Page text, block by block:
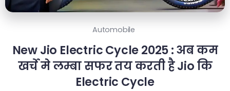
Automobile
New Jio Electric Cycle 2025 : अब कम
खर्चे मे लम्बा सफर तय करती है Jio कि
Electric Cycle